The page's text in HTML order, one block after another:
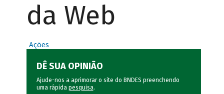
da Web
Ações
DÊ SUA OPINIÃO
Ajude-nos a aprimorar o site do BNDES preenchendo
uma rápida pesquisa.